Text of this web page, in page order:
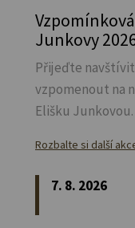
Junkovy
Přijeďte
vzpomenout na
Elišku Junkovou.
Rozbalte si další
7. 8. 2026